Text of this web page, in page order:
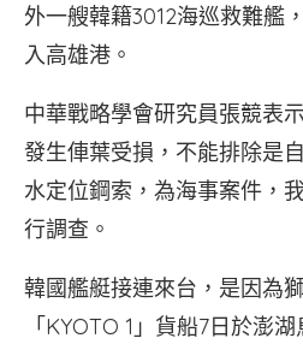
外一艘韓籍3012海巡救難艦
入高雄港。
中華戰略學會研究員張競表
發生俥葉受損，不能排除是
水定位鋼索，為海事案件，
行調查。
韓國艦艇接連來台，是因為
「KYOTO 1」貨船7日於澎